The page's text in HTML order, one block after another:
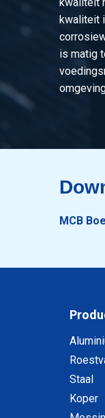
kwaliteit
is matig
MCB
Staal
Koper